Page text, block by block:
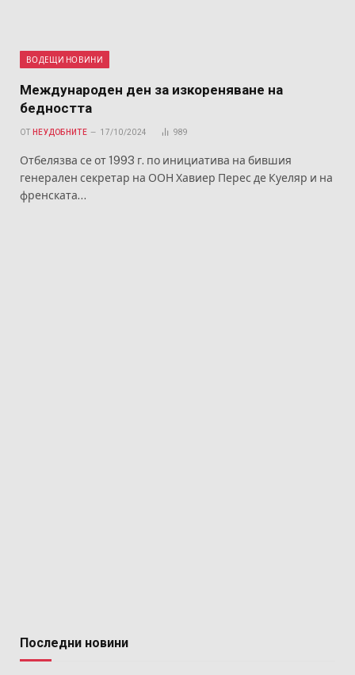
ВОДЕЩИ НОВИНИ
Международен ден за изкореняване на
бедността
ОТ НЕУДОБНИТЕ 17/10/2024 989
Отбелязва се от 1993 г. по инициатива на бившия
генерален секретар на ООН Хавиер Перес де Куеляр и на
френската…
Последни новини